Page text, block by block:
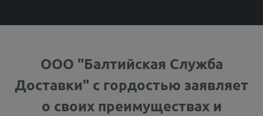
ООО "Балтийская Служба
Доставки" с гордостью заявляет
о своих преимуществах и